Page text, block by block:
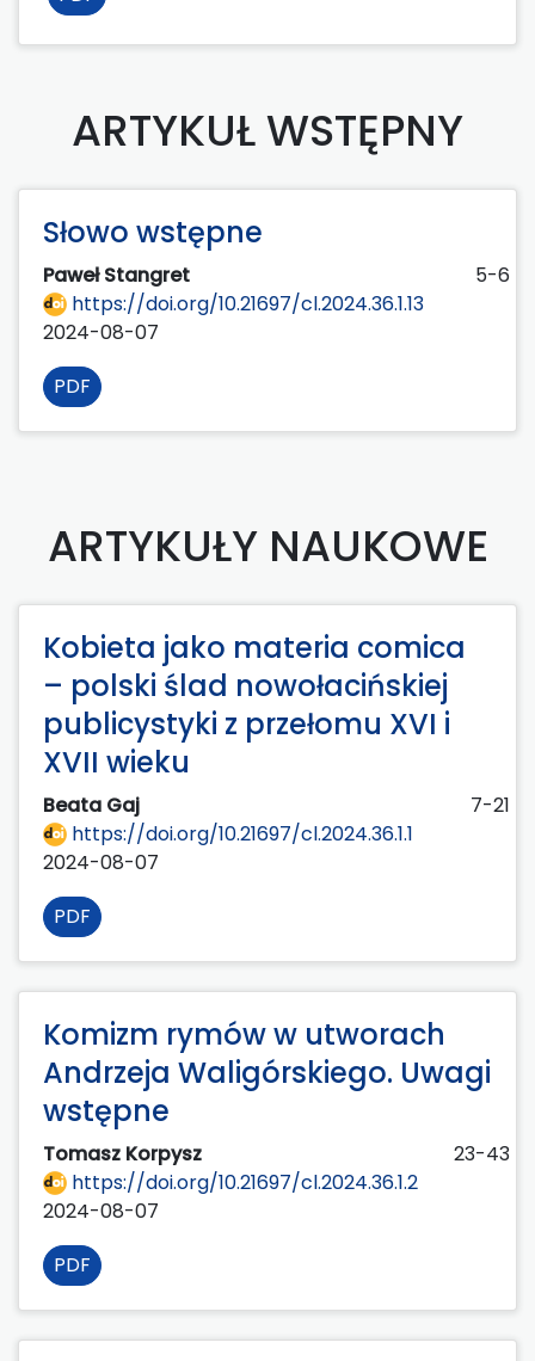
ARTYKUŁ WSTĘPNY
Słowo wstępne
Paweł Stangret
5-6
https://doi.org/10.21697/cl.2024.36.1.13
2024-08-07
PDF
ARTYKUŁY NAUKOWE
Kobieta jako materia comica
– polski ślad nowołacińskiej
publicystyki z przełomu XVI i
XVII wieku
Beata Gaj
7-21
https://doi.org/10.21697/cl.2024.36.1.1
2024-08-07
PDF
Komizm rymów w utworach
Andrzeja Waligórskiego. Uwagi
wstępne
Tomasz Korpysz
23-43
https://doi.org/10.21697/cl.2024.36.1.2
2024-08-07
PDF